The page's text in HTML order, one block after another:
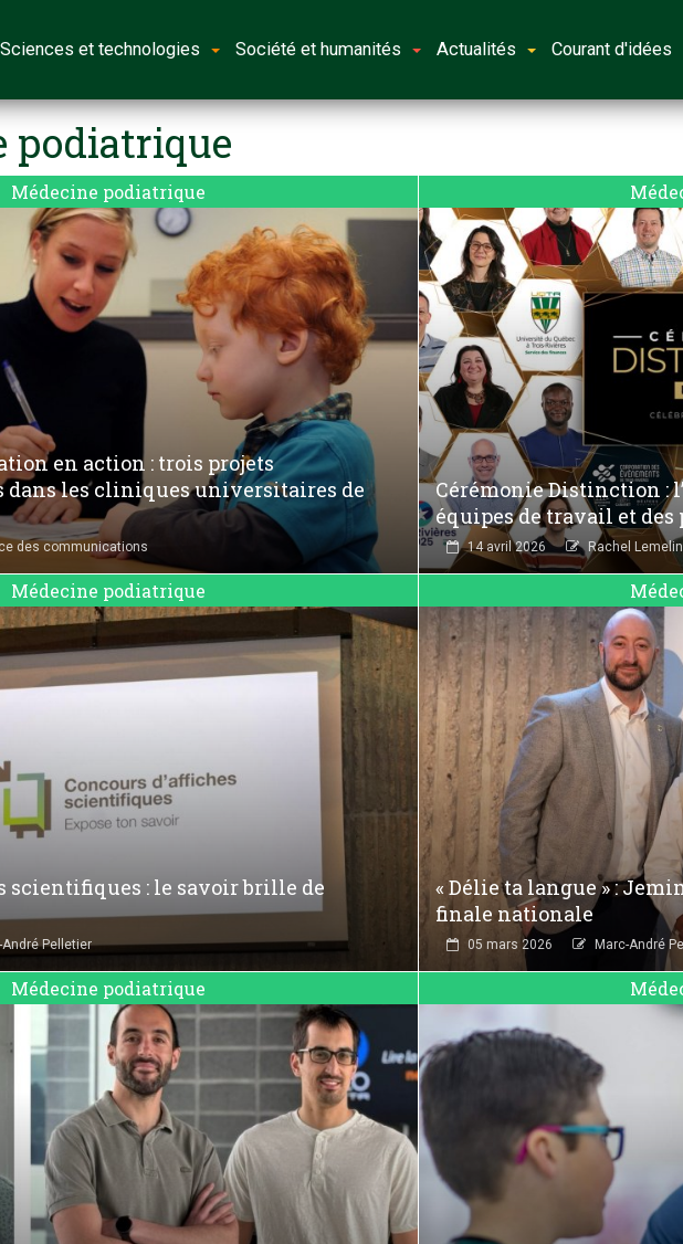
Sciences et technologies Société et humanités Actualités Courant d'idées
podiatrique
Médecine podiatrique
en action : trois projets
les cliniques universitaires de
des communications
Cérémonie Distinction :
équipes de travail et des
14 avril 2026 Rachel Lemelin
Médecine podiatrique
scientifiques : le savoir brille de
Pelletier
« Délie ta langue » :
finale nationale
05 mars 2026 Marc-André
Médecine podiatrique